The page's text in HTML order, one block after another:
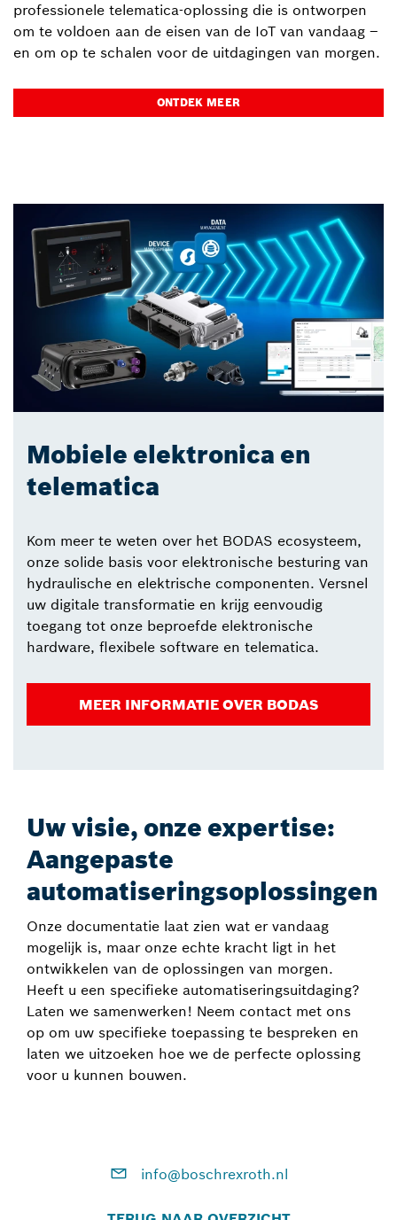
professionele telematica-oplossing die is ontworpen
om te voldoen aan de eisen van de IoT van vandaag –
en om op te schalen voor de uitdagingen van morgen.
ONTDEK MEER
Mobiele elektronica en
telematica
Kom meer te weten over het BODAS ecosysteem,
onze solide basis voor elektronische besturing van
hydraulische en elektrische componenten. Versnel
uw digitale transformatie en krijg eenvoudig
toegang tot onze beproefde elektronische
hardware, flexibele software en telematica.
MEER INFORMATIE OVER BODAS
Uw visie, onze expertise:
Aangepaste
automatiseringsoplossingen
Onze documentatie laat zien wat er vandaag
mogelijk is, maar onze echte kracht ligt in het
ontwikkelen van de oplossingen van morgen.
Heeft u een specifieke automatiseringsuitdaging?
Laten we samenwerken! Neem contact met ons
op om uw specifieke toepassing te bespreken en
laten we uitzoeken hoe we de perfecte oplossing
voor u kunnen bouwen.
info@boschrexroth.nl